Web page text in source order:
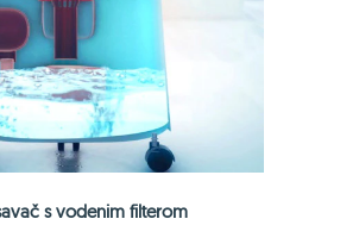
s vodenim filterom